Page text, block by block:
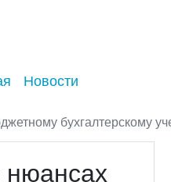
Новости
бухгалтерскому
нюансах